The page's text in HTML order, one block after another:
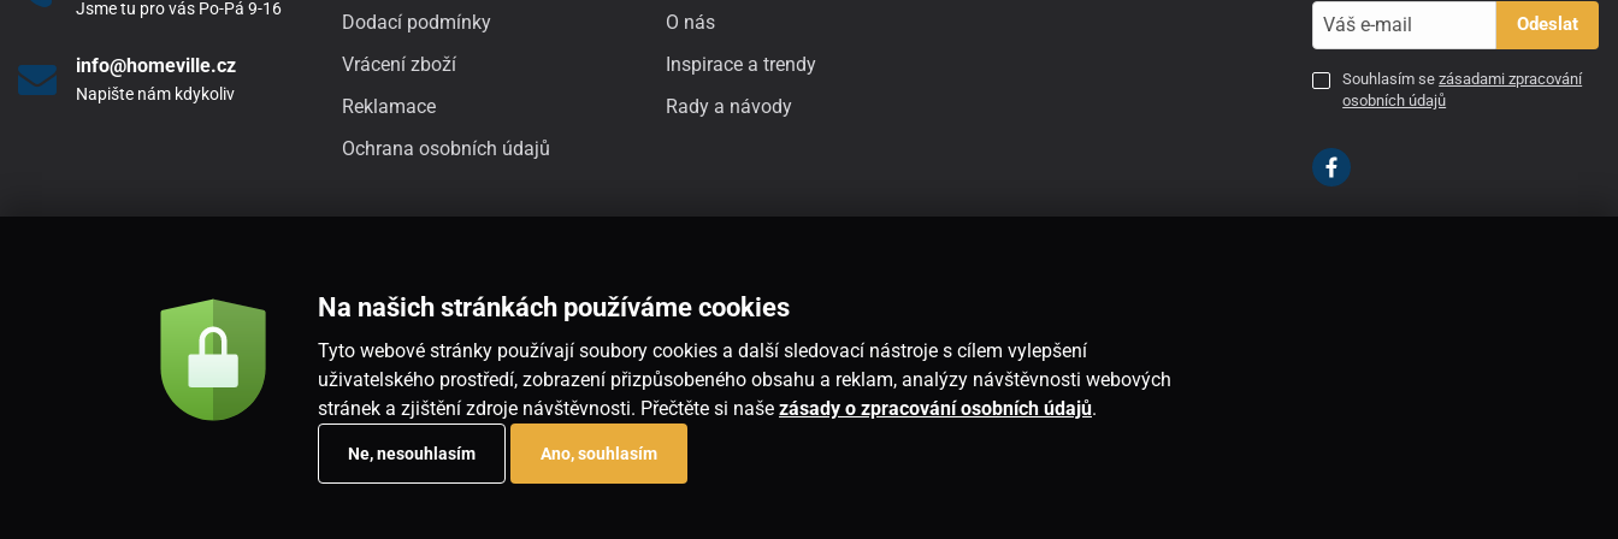
Jsme tu pro vás Po-Pá 9-16
info@homeville.cz
Napište nám kdykoliv
Dodací podmínky
Vrácení zboží
Reklamace
Ochrana osobních údajů
O nás
Inspirace a trendy
Rady a návody
Odeslat
Souhlasím sezásadami zpracování
osobních údajů
Na našich stránkách používáme cookies
Tyto webové stránky používají soubory cookies a další sledovací nástroje s cílem vylepšení
uživatelského prostředí, zobrazení přizpůsobeného obsahu a reklam, analýzy návštěvnosti webových
stránek a zjištění zdroje návštěvnosti. Přečtěte si naše zásady o zpracování osobních údajů.
Ne, nesouhlasím Ano, souhlasím